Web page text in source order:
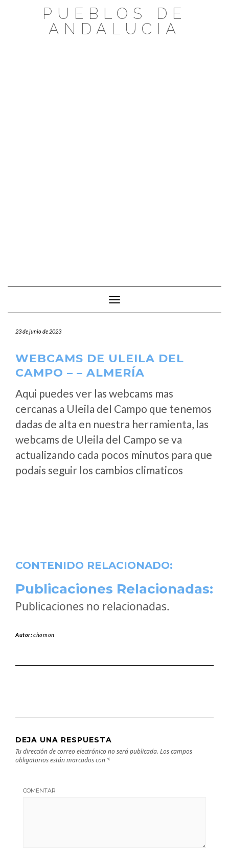
PUEBLOS DE
ANDALUCIA
Cambiar modo de navegación
23 de junio de 2023
WEBCAMS DE ULEILA DEL
CAMPO – – ALMERÍA
Aqui puedes ver las webcams mas
cercanas a Uleila del Campo que tenemos
dadas de alta en nuestra herramienta, las
webcams de Uleila del Campo se va
actualizando cada pocos minutos para que
podais seguir los cambios climaticos
CONTENIDO RELACIONADO:
Publicaciones Relacionadas:
Publicaciones no relacionadas.
Autor:chomon
DEJA UNA RESPUESTA
Tu dirección de correo electrónico no será publicada. Los campos
obligatorios están marcados con *
COMENTAR